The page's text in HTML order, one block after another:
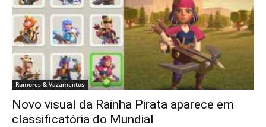
Rumores & Vazamentos
Novo visual da Rainha Pirata aparece em
classificatória do Mundial